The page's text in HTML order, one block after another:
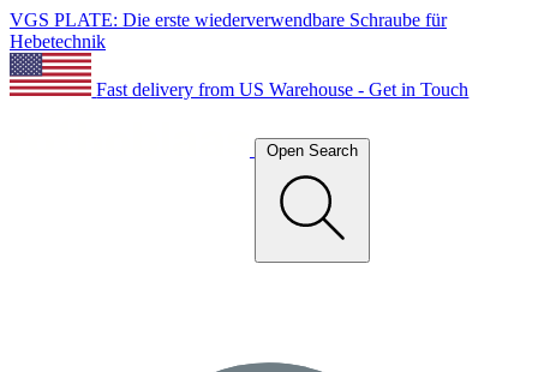
VGS PLATE: Die erste wiederverwendbare Schraube für
Hebetechnik
Fast delivery from US Warehouse - Get in Touch
Open Search